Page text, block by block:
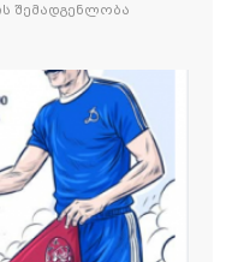
შემადგენლობა